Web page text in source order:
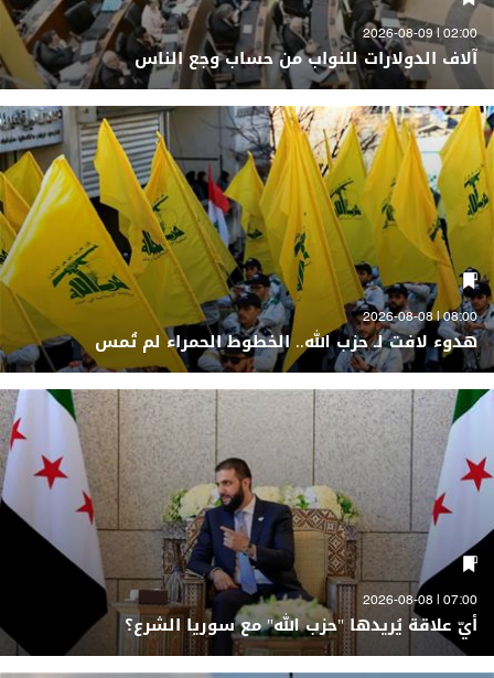
02:00 | 2026-08-09
آلاف الدولارات للنواب من حساب وجع الناس
08:00 | 2026-08-08
هدوء لافت لـ حزب الله.. الخطوط الحمراء لم تُمس
07:00 | 2026-08-08
أيّ علاقة يُريدها "حزب الله" مع سوريا الشرع؟